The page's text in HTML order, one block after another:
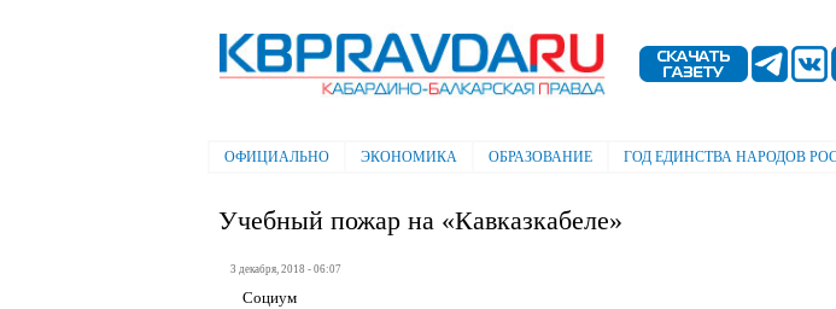
содержанию
Электронная газета "Кабардино-
Балкарская правда"
Главное меню
ОФИЦИАЛЬНО ЭКОНОМИКА ОБРАЗОВАНИЕ ГОД ЕДИНСТВА НАРОДОВ
Учебный пожар на «Кавказкабеле»
3 декабря, 2018 - 06:07
Социум